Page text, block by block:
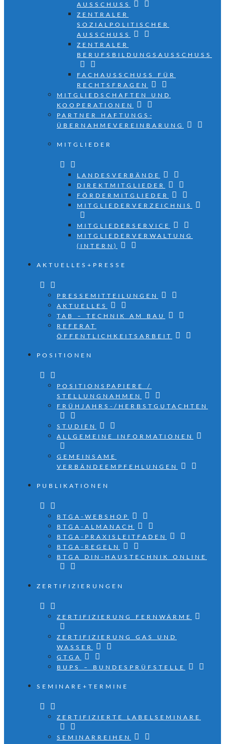
AUSSCHUSS
ZENTRALER
SOZIALPOLITISCHER
AUSSCHUSS
ZENTRALER
BERUFSBILDUNGSAUSSCHUSS
FACHAUSSCHUSS FÜR
RECHTSFRAGEN
MITGLIEDSCHAFTEN UND
KOOPERATIONEN
PARTNER HAFTUNGS­
ÜBERNAHMEVEREINBARUNG
MITGLIEDER
LANDESVERBÄNDE
DIREKTMITGLIEDER
FÖRDERMITGLIEDER
MITGLIEDERVERZEICHNIS
MITGLIEDERSERVICE
MITGLIEDERVERWALTUNG
(INTERN)
AKTUELLES+PRESSE
PRESSEMITTEILUNGEN
AKTUELLES
TAB – TECHNIK AM BAU
REFERAT
ÖFFENTLICHKEITSARBEIT
POSITIONEN
POSITIONSPAPIERE /
STELLUNGNAHMEN
FRÜHJAHRS-/HERBSTGUTACHTEN
STUDIEN
ALLGEMEINE INFORMATIONEN
GEMEINSAME
VERBÄNDEEMPFEHLUNGEN
PUBLIKATIONEN
BTGA-WEBSHOP
BTGA-ALMANACH
BTGA-PRAXISLEITFADEN
BTGA-REGELN
BTGA DIN-HAUSTECHNIK ONLINE
ZERTIFIZIERUNGEN
ZERTIFIZIERUNG FERNWÄRME
ZERTIFIZIERUNG GAS UND
WASSER
GTGA
BUPS – BUNDESPRÜFSTELLE
SEMINARE+TERMINE
ZERTIFIZIERTE LABELSEMINARE
SEMINARREIHEN